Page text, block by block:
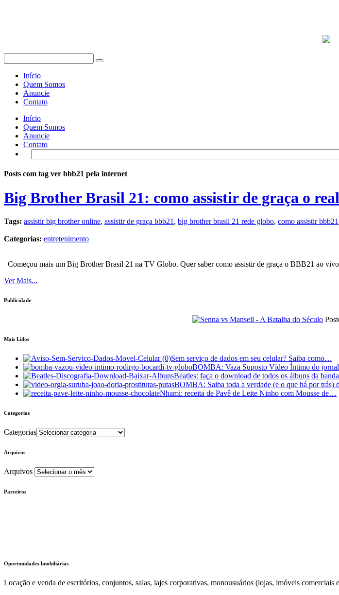
Início
Quem Somos
Anuncie
Contato
Início
Quem Somos
Anuncie
Contato
Posts com tag ver bbb21 pela internet
Big Brother Brasil 21: como assistir de graça o
Tags: assistir big brother online, assistir de graça bbb21 , big brother brasil 21 rede globo, como assistir bbb21
Categorias: entretenimento
Começou mais um Big Brother Brasil 21 na TV Globo. Quer saber como assistir de graça o BBB21 ao
Ver Mais...
Publicidade
Mais Lidos
Sem serviço de dados em seu celular? Saiba como…
BOMBA: Vaza Suposto Vídeo Íntimo do
Beatles: faça o download de todos os álbuns da
BOMBA: Saiba toda a verdade (e o que há por trás)
Nhami: receita de Pavê de Leite Ninho com Mousse de…
Categorias
Categorias
Arquivos
Arquivos
Parceiros
Oportunidades Imobiliárias
Locação e venda de escritórios, conjuntos, salas, lajes corporativas, monousuários (lojas, imóveis comerciais